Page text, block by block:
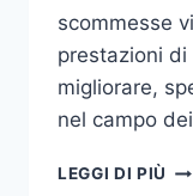
scommesse
prestazioni di
migliorare,
nel campo
LEGGI DI PIÙ GLI